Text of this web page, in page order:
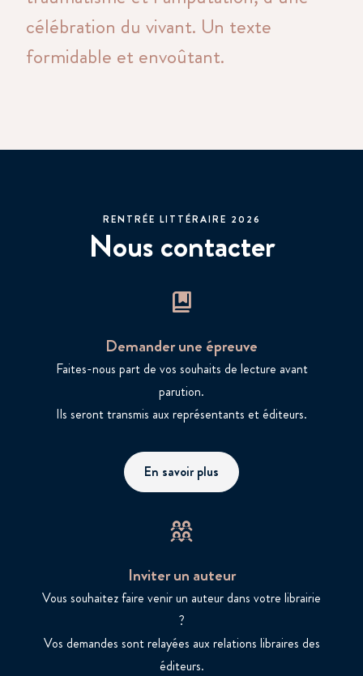
célébration du vivant. Un texte
formidable et envoûtant.
RENTRÉE LITTÉRAIRE 2026
Nous contacter
Demander une épreuve
Faites-nous part de vos souhaits de lecture avant
parution.
Ils seront transmis aux représentants et éditeurs.
En savoir plus
Inviter un auteur
Vous souhaitez faire venir un auteur dans votre librairie
?
Vos demandes sont relayées aux relations libraires des
éditeurs.